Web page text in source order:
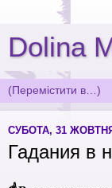
Dolina
СУБОТА, 31 ЖОВТНЯ
Гадания в